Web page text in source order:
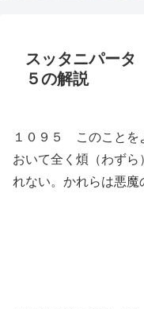
スッタニパー
５の解説
１０９５ このことを
おいて全く煩（わず
れない。かれらは悪魔